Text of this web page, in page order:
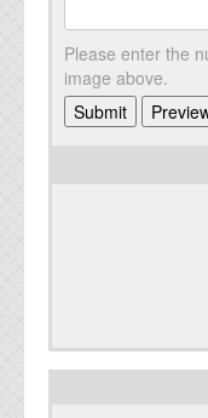
Please enter the
image above.